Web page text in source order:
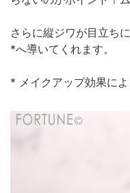
さらに縦ジワが目立ち
*へ導いてくれます。
* メイクアップ効果によ